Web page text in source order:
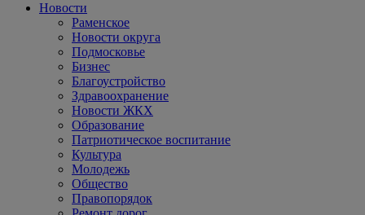
Новости
Раменское
Новости округа
Подмосковье
Бизнес
Благоустройство
Здравоохранение
Новости ЖКХ
Образование
Патриотическое воспитание
Культура
Молодежь
Общество
Правопорядок